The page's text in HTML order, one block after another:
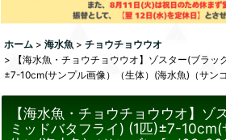
ホーム > 海水魚 > チョウチョウウオ
>
【海水魚・チョウチョウウオ】ゾスター(ブラッ
±7-10cm(サンプル画像）（生体）(海水魚)（サンゴ
【海水魚・チョウチョウウオ】ゾ
ミッドバタフライ) (1匹)±7-10cm(